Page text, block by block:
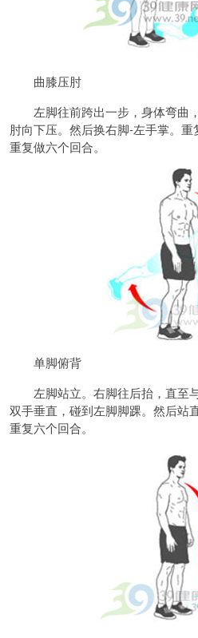
曲膝压肘
左脚往前跨出一步，身体弯曲
肘向下压。然后换右脚-左手掌。
重复做六个回合。
单脚俯背
左脚站立。右脚往后抬，直至与
双手垂直，碰到左脚脚踝。然后站
重复六个回合。